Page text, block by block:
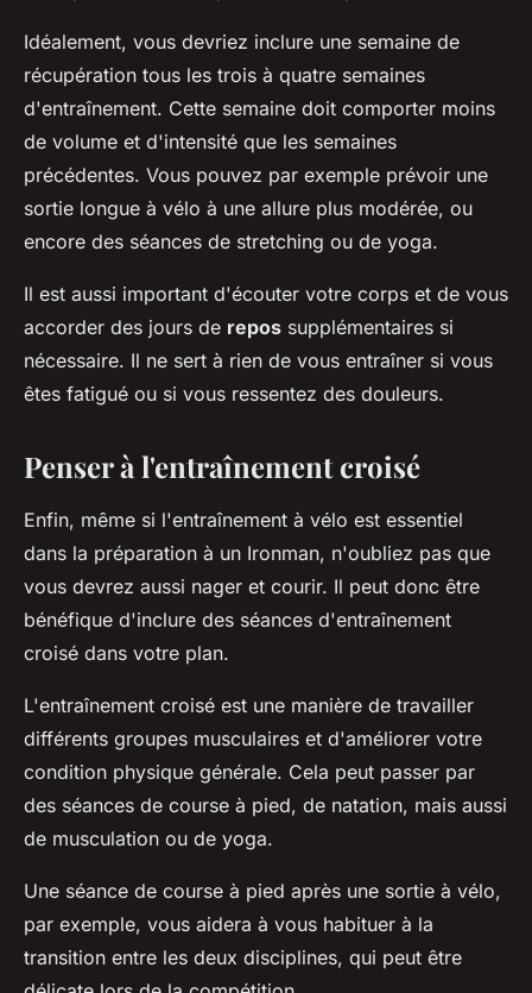
Idéalement, vous devriez inclure une semaine de
récupération tous les trois à quatre semaines
d'entraînement. Cette semaine doit comporter moins
de volume et d'intensité que les semaines
précédentes. Vous pouvez par exemple prévoir une
sortie longue à vélo à une allure plus modérée, ou
encore des séances de stretching ou de yoga.
Il est aussi important d'écouter votre corps et de vous
accorder des jours de repos supplémentaires si
nécessaire. Il ne sert à rien de vous entraîner si vous
êtes fatigué ou si vous ressentez des douleurs.
Penser à l'entraînement croisé
Enfin, même si l'entraînement à vélo est essentiel
dans la préparation à un Ironman, n'oubliez pas que
vous devrez aussi nager et courir. Il peut donc être
bénéfique d'inclure des séances d'entraînement
croisé dans votre plan.
L'entraînement croisé est une manière de travailler
différents groupes musculaires et d'améliorer votre
condition physique générale. Cela peut passer par
des séances de course à pied, de natation, mais aussi
de musculation ou de yoga.
Une séance de course à pied après une sortie à vélo,
par exemple, vous aidera à vous habituer à la
transition entre les deux disciplines, qui peut être